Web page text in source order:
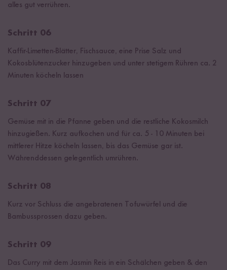
alles gut verrühren.
Schritt 06
Kaffir-Limetten-Blätter, Fischsauce, eine Prise Salz und
Kokosblütenzucker hinzugeben und unter stetigem Rühren ca. 2
Minuten köcheln lassen
Schritt 07
Gemüse mit in die Pfanne geben und die restliche Kokosmilch
hinzugießen. Kurz aufkochen und für ca. 5 - 10 Minuten bei
mittlerer Hitze köcheln lassen, bis das Gemüse gar ist.
Währenddessen gelegentlich umrühren.
Schritt 08
Kurz vor Schluss die angebratenen Tofuwürfel und die
Bambussprossen dazu geben.
Schritt 09
Das Curry mit dem Jasmin Reis in ein Schälchen geben & den